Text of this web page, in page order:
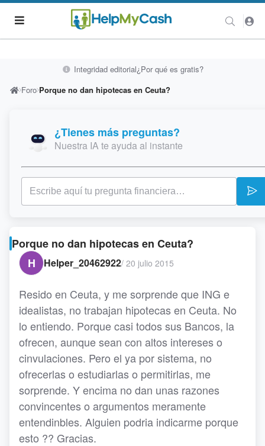
Integridad editorial¿Por qué es gratis?
Foro Porque no dan hipotecas en Ceuta?
¿Tienes más preguntas?
Nuestra IA te ayuda al instante
Porque no dan hipotecas en Ceuta?
H
Helper_20462922/ 20 julio 2015
Resido en Ceuta, y me sorprende que ING e
idealistas, no trabajan hipotecas en Ceuta. No
lo entiendo. Porque casi todos sus Bancos, la
ofrecen, aunque sean con altos intereses o
cinvulaciones. Pero el ya por sistema, no
ofrecerlas o estudiarlas o permitirlas, me
sorprende. Y encima no dan unas razones
convincentes o argumentos meramente
entendinbles. Alguien podria indicarme porque
esto ?? Gracias.